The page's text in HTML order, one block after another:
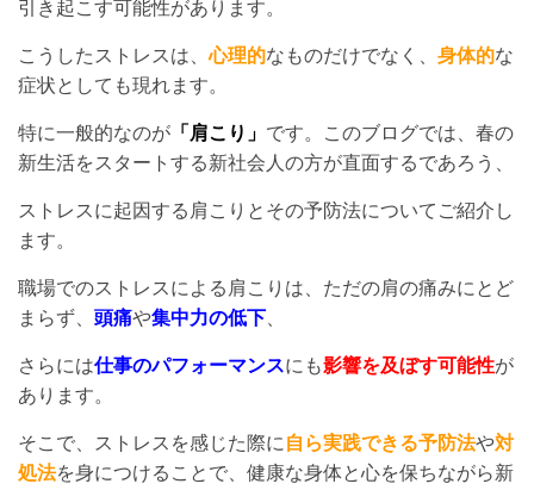
引き起こす可能性があります。
こうしたストレスは、心理的なものだけでなく、 身体的な
症状としても現れます。
特に一般的なのが 「肩こり」 です。このブログでは、春の
新生活をスタートする新社会人の方が直面するであろう、
ストレスに起因する肩こりとその予防法についてご紹介し
ます。
職場でのストレスによる肩こりは、ただの肩の痛みにとど
まらず、 頭痛や集中力の低下、
さらには仕事のパフォーマンスにも影響を及ぼす可能性が
あります。
そこで、ストレスを感じた際に自ら実践できる予防法や対
処法を身につけることで、健康な身体と心を保ちながら新